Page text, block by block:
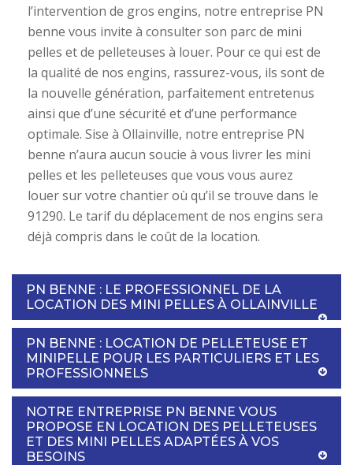
l’intervention de gros engins, notre entreprise PN
benne vous invite à consulter son parc de mini
pelles et de pelleteuses à louer. Pour ce qui est de
la qualité de nos engins, rassurez-vous, ils sont de
la nouvelle génération, parfaitement entretenus
ainsi que d’une sécurité et d’une performance
optimale. Sise à Ollainville, notre entreprise PN
benne n’aura aucun soucie à vous livrer les mini
pelles et les pelleteuses que vous vous aurez
louer sur votre chantier où qu’il se trouve dans le
91290. Le tarif du déplacement de nos engins sera
déjà compris dans le coût de la location.
PN BENNE : LE PROFESSIONNEL DE LA
LOCATION DES MINI PELLES À OLLAINVILLE
PN BENNE : LOCATION DE PELLETEUSE ET
MINIPELLE POUR LES PARTICULIERS ET LES
PROFESSIONNELS
NOTRE ENTREPRISE PN BENNE VOUS
PROPOSE EN LOCATION DES PELLETEUSES
ET DES MINI PELLES ADAPTÉES À VOS
BESOINS